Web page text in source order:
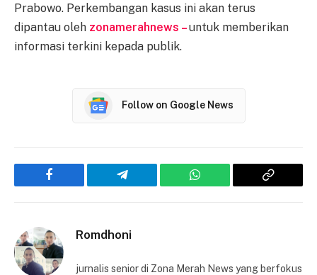
Prabowo. Perkembangan kasus ini akan terus
dipantau oleh zonamerahnews –untuk memberikan
informasi terkini kepada publik.
Follow on Google News
Facebook Telegram WhatsApp
Copy
Romdhoni
jurnalis senior di Zona Merah News yang berfokus